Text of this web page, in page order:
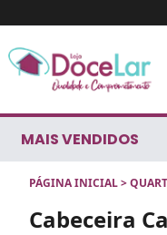
MAIS VENDIDOS
PÁGINA INICIAL>
Cabeceira